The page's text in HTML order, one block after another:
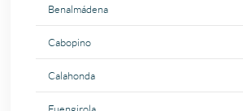
Benalmádena
Cabopino
Calahonda